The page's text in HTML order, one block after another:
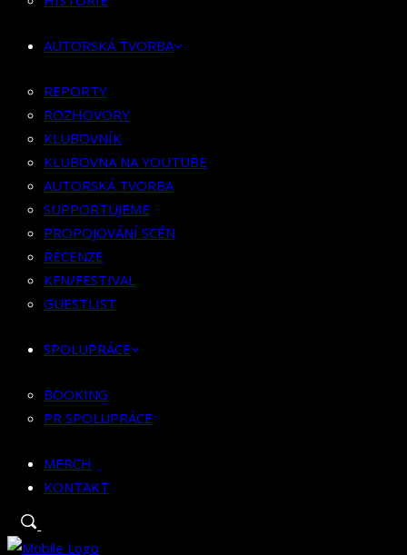
KLUBOVNA NA YOUTUBE
SUPPORTUJEME
PROPOJOVÁNÍ SCÉN
RECENZE
KFN/FESTIVAL
GUESTLIST
SPOLUPRÁCE
BOOKING
PR SPOLUPRÁCE
MERCH
AUTORSKÁ TVORBA
REPORTY
ROZHOVORY
KLUBOVNÍK
KLUBOVNA NA YOUTUBE
AUTORSKÁ TVORBA
SUPPORTUJEME
PROPOJOVÁNÍ SCÉN
RECENZE
KFN/FESTIVAL
GUESTLIST
SPOLUPRÁCE
BOOKING
PR SPOLUPRÁCE
MERCH
KONTAKT